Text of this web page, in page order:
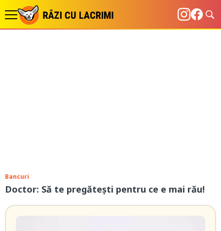
Bancuri
Doctor: Să te pregătești pentru ce e mai rău!